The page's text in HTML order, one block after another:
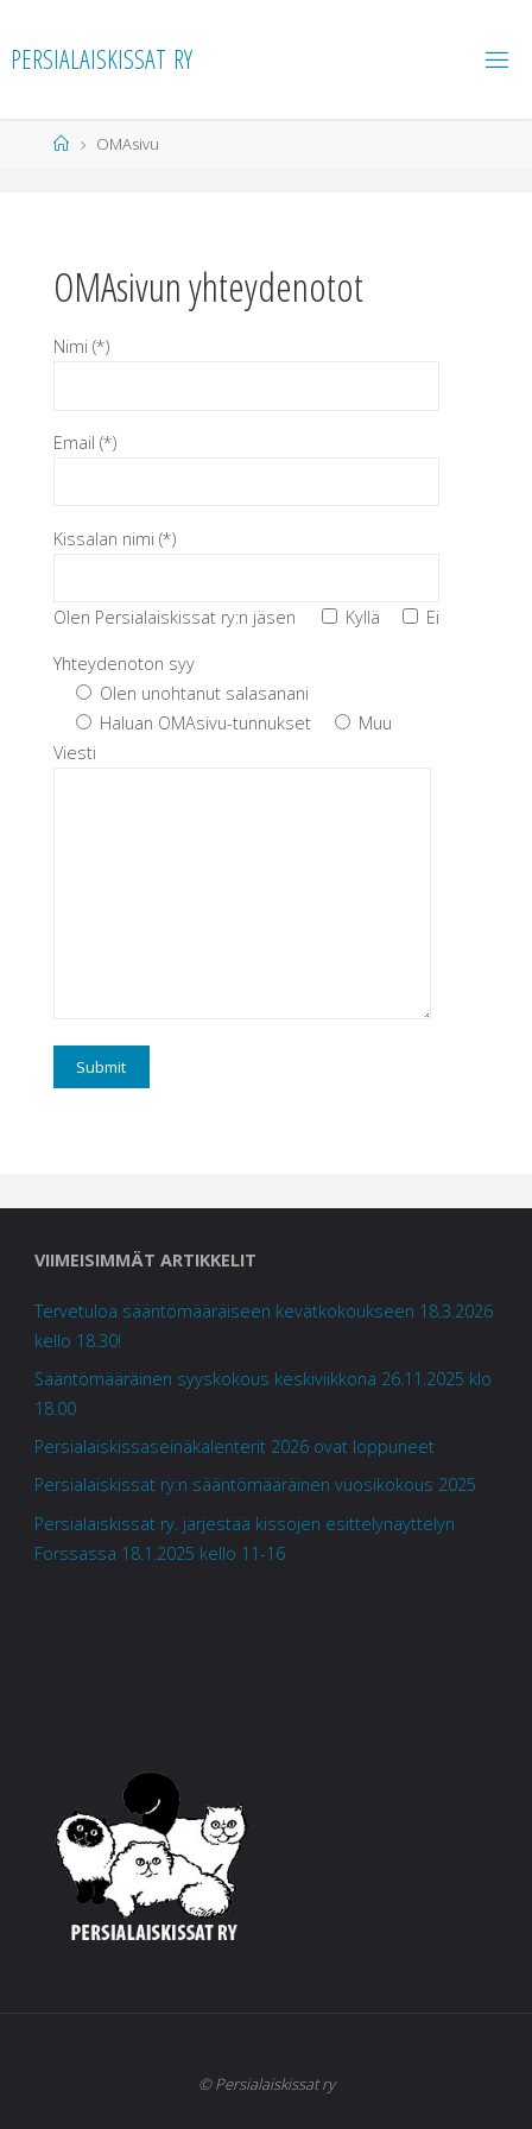
PERSIALAISKISSAT RY
HomeOMAsivu
OMAsivun yhteydenotot
Nimi (*)
Email (*)
Kissalan nimi (*)
Olen Persialaiskissat ry:n jäsen Kyllä Ei
Yhteydenoton syy
Olen unohtanut salasanani
Haluan OMAsivu-tunnukset
Muu
Viesti
VIIMEISIMMÄT ARTIKKELIT
Tervetuloa sääntömääräiseen kevätkokoukseen 18.3.2026
kello 18.30!
Sääntömääräinen syyskokous keskiviikkona 26.11.2025 klo
18.00
Persialaiskissaseinäkalenterit 2026 ovat loppuneet
Persialaiskissat ry:n sääntömääräinen vuosikokous 2025
Persialaiskissat ry. järjestää kissojen esittelynäyttelyn
Forssassa 18.1.2025 kello 11-16
© Persialaiskissat ry